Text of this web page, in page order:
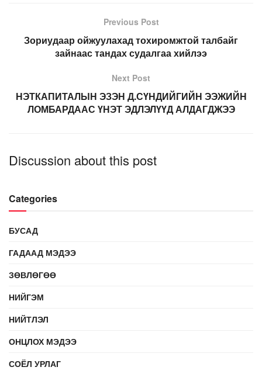
Previous Post
Зориудаар ойжуулахад тохиромжтой талбайг
зайнаас тандах судалгаа хийлээ
Next Post
НЭТКАПИТАЛЫН ЭЗЭН Д.СҮНДИЙГИЙН ЭЭЖИЙН
ЛОМБАРДААС ҮНЭТ ЭДЛЭЛҮҮД АЛДАГДЖЭЭ
Discussion about this post
Categories
БУСАД
ГАДААД МЭДЭЭ
ЗӨВЛӨГӨӨ
НИЙГЭМ
НИЙТЛЭЛ
ОНЦЛОХ МЭДЭЭ
СОЁЛ УРЛАГ